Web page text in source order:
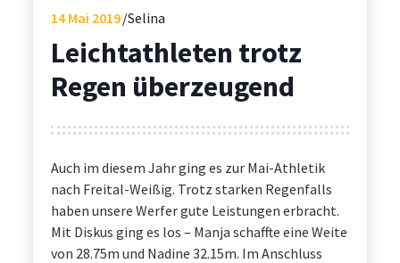
14Mai 2019 Selina
Leichtathleten trotz
Regen überzeugend
Auch im diesem Jahr ging es zur Mai-Athletik
nach Freital-Weißig. Trotz starken Regenfalls
haben unsere Werfer gute Leistungen erbracht.
Mit Diskus ging es los – Manja schaffte eine Weite
von 28.75m und Nadine 32.15m. Im Anschluss